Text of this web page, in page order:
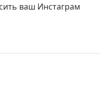
ваш Инстаграм